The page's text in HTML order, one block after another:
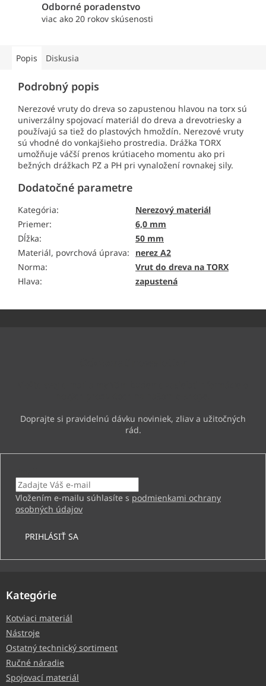
Odborné poradenstvo
viac ako 20 rokov skúsenosti
Popis Diskusia
Podrobný popis
Nerezové vruty do dreva so zapustenou hlavou na torx sú
univerzálny spojovací materiál do dreva a drevotriesky a
používajú sa tiež do plastových hmoždín. Nerezové vruty
sú vhodné do vonkajšieho prostredia. Drážka TORX
umožňuje váčší prenos krútiaceho momentu ako pri
bežných drážkach PZ a PH pri vynaložení rovnakej sily.
Dodatočné parametre
Kategória:
Nerezový materiál
Priemer:
6,0 mm
Dĺžka:
50 mm
Materiál, povrchová úprava:
nerez A2
Norma:
Vrut do dreva na TORX
Hlava: zapustená
Vložením e-mailu súhlasíte s podmienkami ochrany
osobných údajov
PRIHLÁSIŤ SA
Kategórie
Kotviaci materiál
Nástroje
Ostatný technický sortiment
Ručné náradie
Spojovací materiál